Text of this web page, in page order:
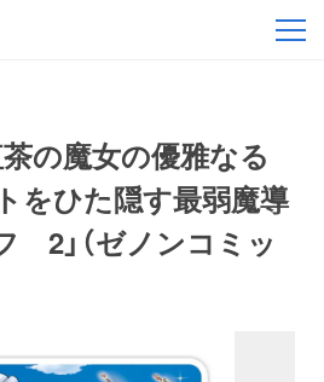
茶の魔女の優雅なる
をひた隠す最弱魔導
2」（ゼノンコミッ